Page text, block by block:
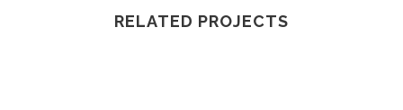
RELATED PROJECTS